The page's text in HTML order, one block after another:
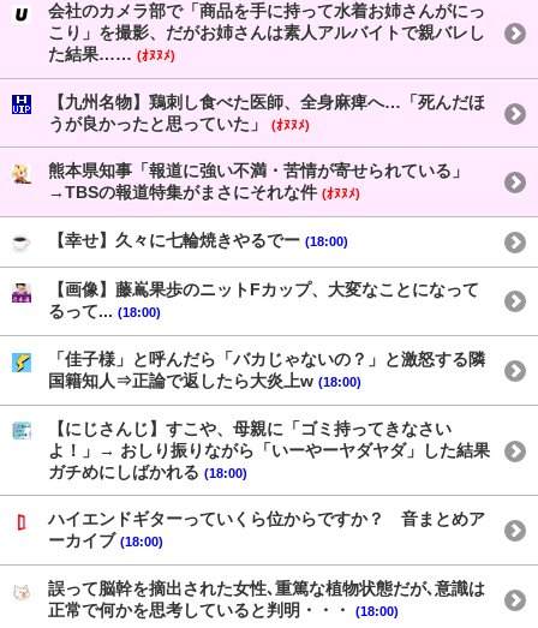
会社のカメラ部で「商品を手に持って水着お姉さんがにっ
こり」を撮影、だがお姉さんは素人アルバイトで親バレし
た結果…… (ｵﾇﾇﾒ)
【九州名物】鶏刺し食べた医師、全身麻痺へ…「死んだほ
うが良かったと思っていた」
(ｵﾇﾇﾒ)
熊本県知事「報道に強い不満・苦情が寄せられている」
→TBSの報道特集がまさにそれな件 (ｵﾇﾇﾒ)
【幸せ】久々に七輪焼きやるでー (18:00)
【画像】藤嶌果歩のニットFカップ、大変なことになって
るって... (18:00)
「佳子様」と呼んだら「バカじゃないの？」と激怒する隣
国籍知人⇒正論で返したら大炎上w (18:00)
【にじさんじ】すこや、母親に「ゴミ持ってきなさい
よ！」→ おしり振りながら「いーやーヤダヤダ」した結果
ガチめにしばかれる (18:00)
ハイエンドギターっていくら位からですか？ 音まとめア
ーカイブ (18:00)
誤って脳幹を摘出された女性､重篤な植物状態だが､意識は
正常で何かを思考していると判明・・・
(18:00)